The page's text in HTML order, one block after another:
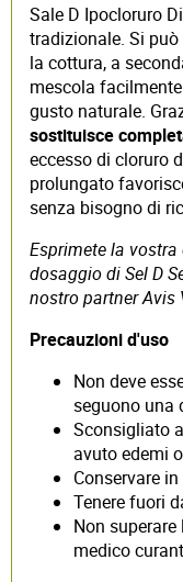
Sale D Ipocloruro
tradizionale. Si
la cottura, a
mescola
gusto naturale.
sostituisce
eccesso di cloruro
prolungato
senza bisogno di
Esprimete la
dosaggio di Sel D
nostro partner Avis
Precauzioni d'uso
Non deve
seguono una
Sconsigliato
avuto edemi
Conservare
Tenere fuori
Non
medico